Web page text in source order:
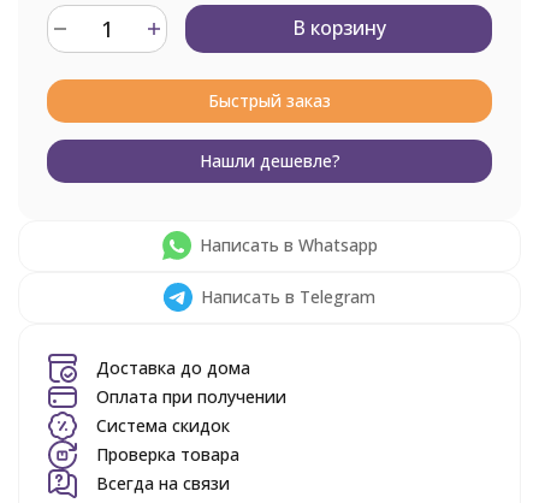
В корзину
Быстрый заказ
Нашли дешевле?
Написать в Whatsapp
Написать в Telegram
Доставка до дома
Оплата при получении
Система скидок
Проверка товара
Всегда на связи